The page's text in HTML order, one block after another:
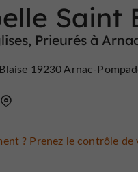
Saint
Prieurés à
19230 Arnac-
? Prenez le contrôle